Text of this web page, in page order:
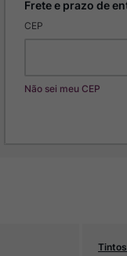
CEP
Não sei meu CEP
Tintos